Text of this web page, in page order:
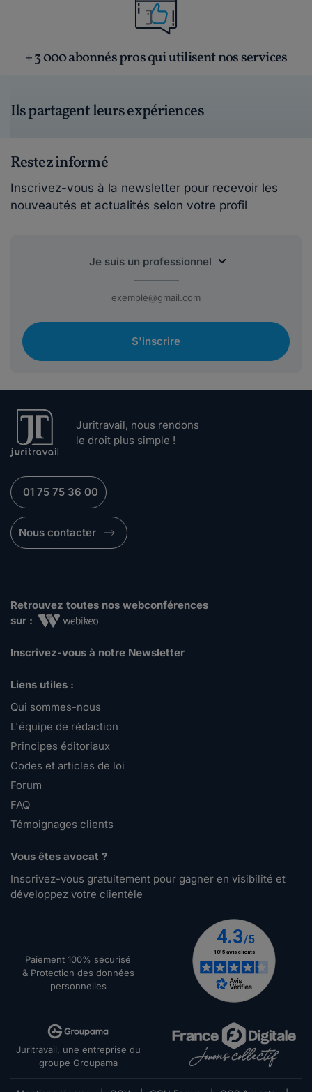
+ 3 000 abonnés pros qui utilisent nos services
Ils partagent leurs expériences
Restez informé
Inscrivez-vous à la newsletter pour recevoir les
nouveautés et actualités selon votre profil
S'inscrire
Juritravail, nous rendons
le droit plus simple !
01 75 75 36 00
Nous contacter
Retrouvez toutes nos webconférences
sur :
Inscrivez-vous à notre Newsletter
Liens utiles :
Qui sommes-nous
L'équipe de rédaction
Principes éditoriaux
Codes et articles de loi
Forum
FAQ
Témoignages clients
Vous êtes avocat ?
Inscrivez-vous gratuitement pour gagner en visibilité et
développez votre clientèle
Paiement 100% sécurisé
& Protection des données
personnelles
Juritravail, une entreprise du
groupe Groupama